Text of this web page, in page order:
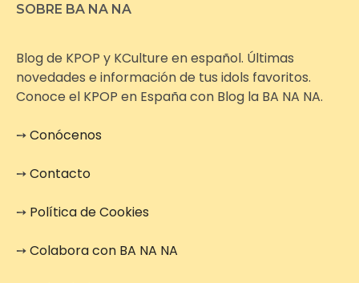
SOBRE BA NA NA
Blog de KPOP y KCulture en español. Últimas
novedades e información de tus idols favoritos.
Conoce el KPOP en España con Blog la BA NA NA.
➙Conócenos
➙Contacto
➙ Política de Cookies
➙Colabora con BA NA NA